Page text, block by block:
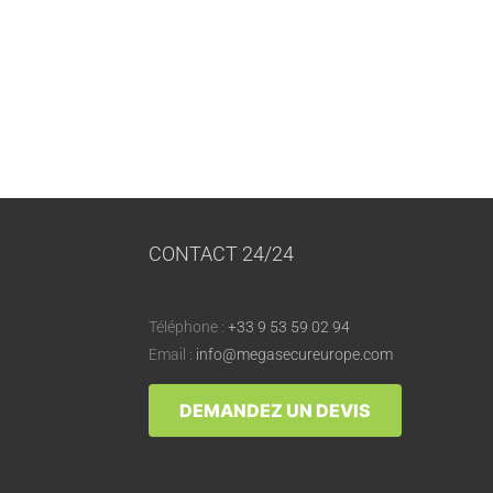
CONTACT 24/24
Téléphone :+33 9 53 59 02 94
Email : info@megasecureurope.com
DEMANDEZ UN DEVIS